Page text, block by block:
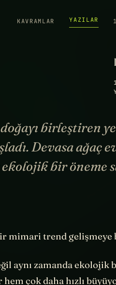
KAVRAMLAR YAZILAR
birleştiren
Devasa ağaç
bir öneme
mimari trend gelişmeye
aynı zamanda ekolojik
çok daha hızlı